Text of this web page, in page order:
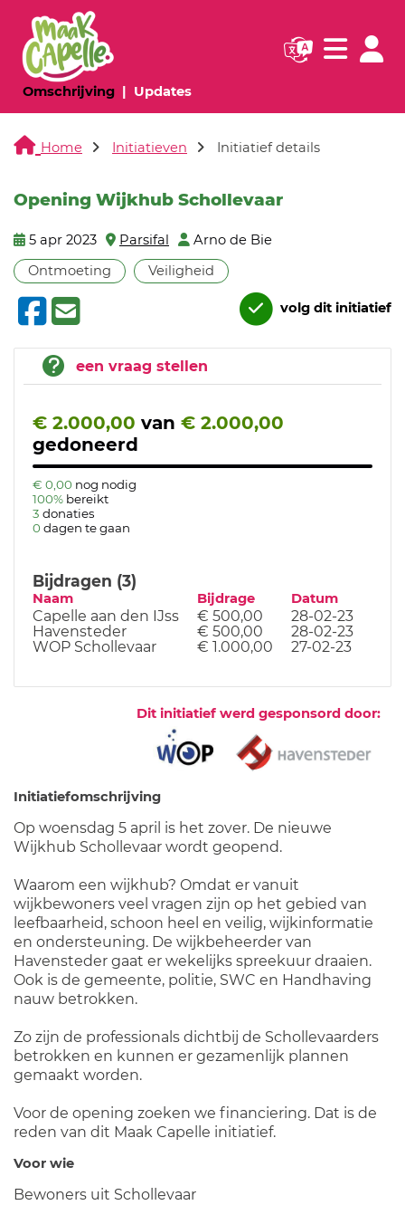
Omschrijving(huidige pagina)
Updates(huidige pagina)
Navigatie
Home Initiatieven Initiatief details
Opening Wijkhub Schollevaar
5 apr 2023 Parsifal
Arno de Bie
Ontmoeting
Veiligheid
volg dit initiatief
een vraag stellen
€ 2.000,00 van € 2.000,00
gedoneerd
€ 0,00 nog nodig
100% bereikt
3 donaties
0 dagen te gaan
Bijdragen (3)
Naam Bijdrage Datum
Capelle aan den IJss € 500,00
28-02-23
Havensteder
€ 500,00
28-02-23
WOP Schollevaar
€ 1.000,00 27-02-23
Dit initiatief werd gesponsord door:
Initiatiefomschrijving
Op woensdag 5 april is het zover. De nieuwe
Wijkhub Schollevaar wordt geopend.
Waarom een wijkhub? Omdat er vanuit
wijkbewoners veel vragen zijn op het gebied van
leefbaarheid, schoon heel en veilig, wijkinformatie
en ondersteuning. De wijkbeheerder van
Havensteder gaat er wekelijks spreekuur draaien.
Ook is de gemeente, politie, SWC en Handhaving
nauw betrokken.
Zo zijn de professionals dichtbij de Schollevaarders
betrokken en kunnen er gezamenlijk plannen
gemaakt worden.
Voor de opening zoeken we financiering. Dat is de
reden van dit Maak Capelle initiatief.
Voor wie
Bewoners uit Schollevaar